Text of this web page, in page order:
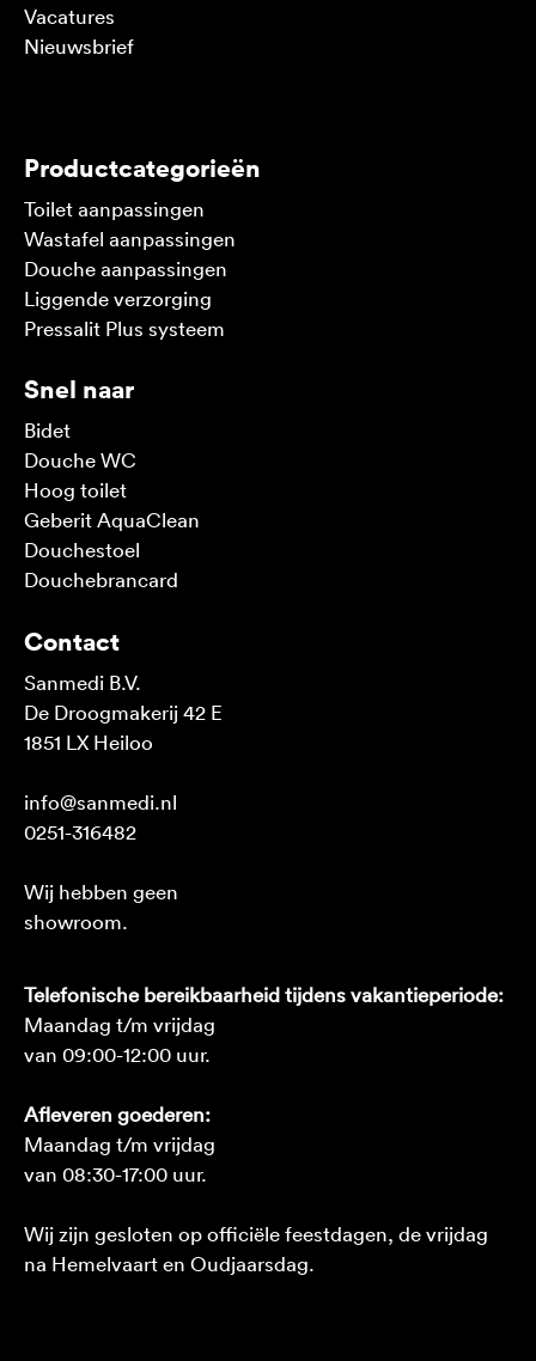
Vacatures
Nieuwsbrief
Productcategorieën
Toilet aanpassingen
Wastafel aanpassingen
Douche aanpassingen
Liggende verzorging
Pressalit Plus systeem
Snel naar
Bidet
Douche WC
Hoog toilet
Geberit AquaClean
Douchestoel
Douchebrancard
Contact
Sanmedi B.V.
De Droogmakerij 42 E
1851 LX Heiloo
info@sanmedi.nl
0251-316482
Wij hebben geen
showroom.
Telefonische bereikbaarheid tijdens vakantieperiode:
Maandag t/m vrijdag
van 09:00-12:00 uur.
Afleveren goederen:
Maandag t/m vrijdag
van 08:30-17:00 uur.
Wij zijn gesloten op officiële feestdagen, de vrijdag
na Hemelvaart en Oudjaarsdag.